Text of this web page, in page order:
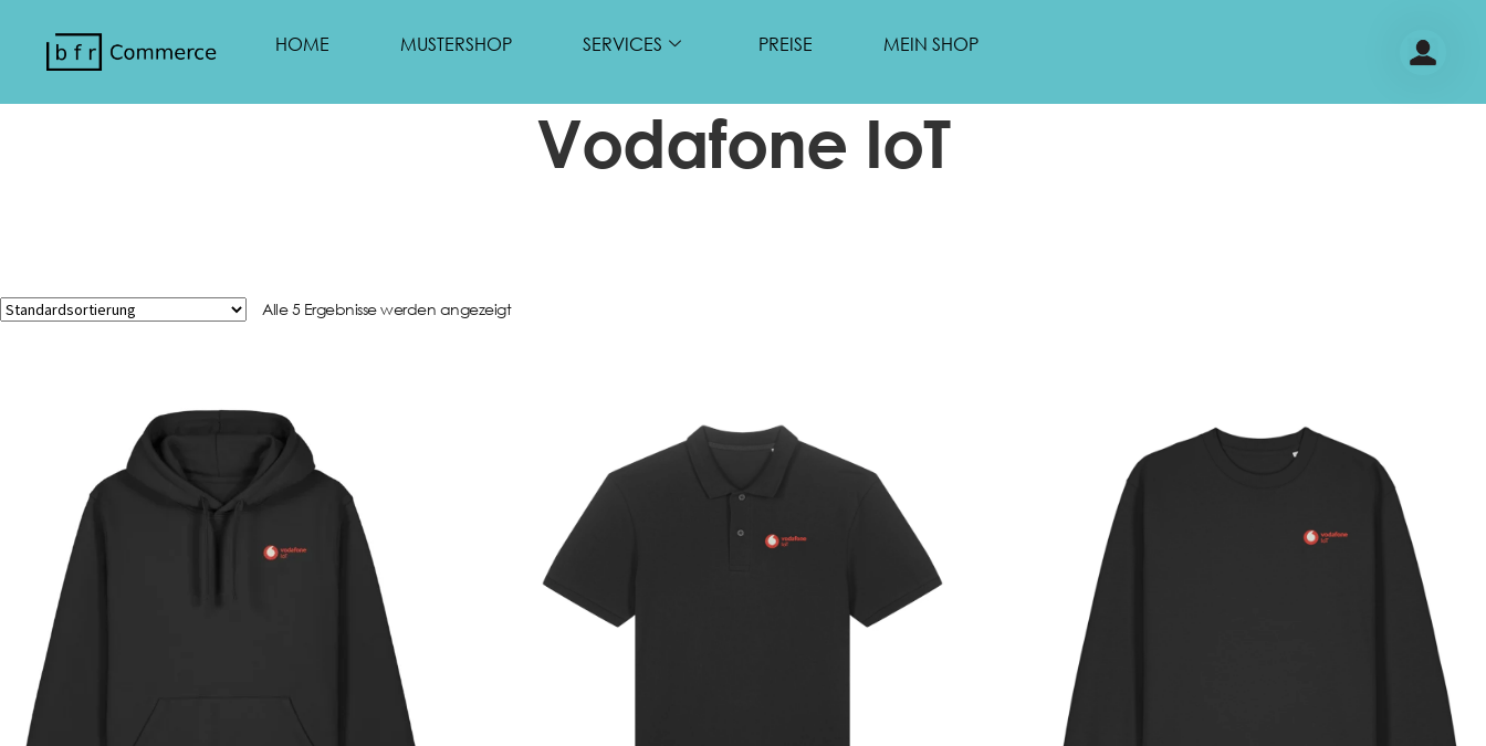
HOME MUSTERSHOP SERVICES PREISE MEIN SHOP
Vodafone IoT
Alle 5 Ergebnisse werden angezeigt